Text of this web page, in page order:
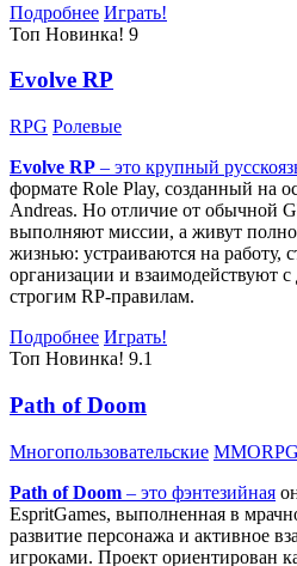
Подробнее Играть!
Топ Новинка! 9
Evolve RP
RPG Ролевые
Evolve RP – это крупный
формате Role Play, созданный на
Andreas. Но отличие от обычной
выполняют миссии, а живут
жизнью: устраиваются на работу,
организации и взаимодействуют
строгим RP-правилам.
Подробнее Играть!
Топ Новинка! 9.1
Path of Doom
Многопользовательские MMORPG
Path of Doom – это фэнтезийная
EspritGames, выполненная в
развитие персонажа и активное
игроками. Проект ориентирован